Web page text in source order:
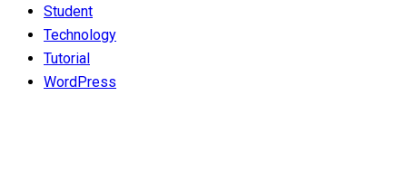
Student
Technology
Tutorial
WordPress